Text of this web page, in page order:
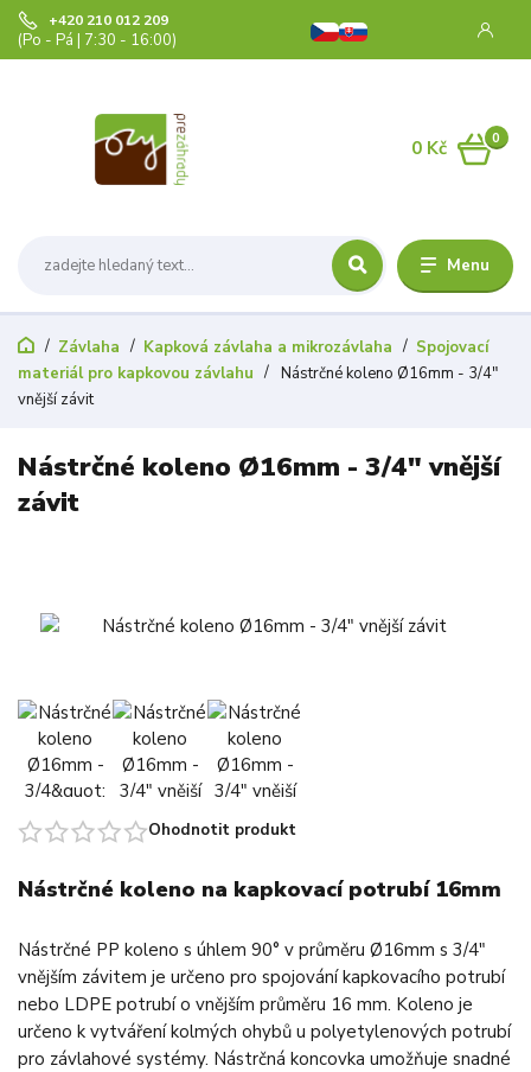
Menu
+420 210 012 209
(Po - Pá | 7:30 - 16:00)
0
0 Kč
Závlaha Kapková závlaha a mikrozávlaha
Spojovací
materiál pro kapkovou závlahu
Nástrčné koleno Ø16mm - 3/4"
vnější závit
Nástrčné koleno Ø16mm - 3/4" vnější
závit
Ohodnotit produkt
Nástrčné koleno na kapkovací potrubí 16mm
Nástrčné PP koleno s úhlem 90° v průměru Ø16mm s 3/4"
vnějším závitem je určeno pro spojování kapkovacího potrubí
nebo LDPE potrubí o vnějším průměru 16 mm. Koleno je
určeno k vytváření kolmých ohybů u polyetylenových potrubí
pro závlahové systémy. Nástrčná koncovka umožňuje snadné